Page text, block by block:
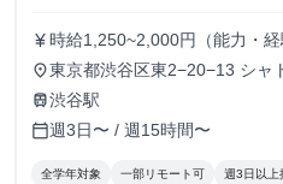
currency_yen 時給1,250~2,000円（能力・経
place東京都渋谷区東2−20−13 シャ
train渋谷駅
calendar_today週3日〜 / 週15時間〜
全学年対象 一部リモート可 週3日以上